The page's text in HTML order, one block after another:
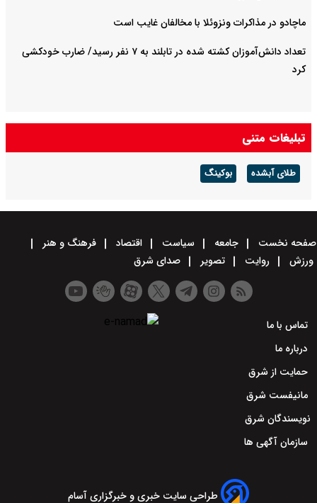
ماچادو در مذاکرات ونزوئلا با مخالفان غایب است
تعداد دانش‌آموزان کشته شده در تابلند به ۷ نفر رسید/ ضارب خودکشی
کرد
تبلیغات متنی
طلای آبشده بوکینگ
صفحه نخست جامعه سیاست اقتصاد
فرهنگ و هنر
ورزش
روایت تصویر صدای شرق
تماس با ما
درباره ما
حمایت از شرق
مانیفست شرق
نویسندگان شرق
سازمان آگهی ها
طراحی سایت خبری و خبرگزاری آسام